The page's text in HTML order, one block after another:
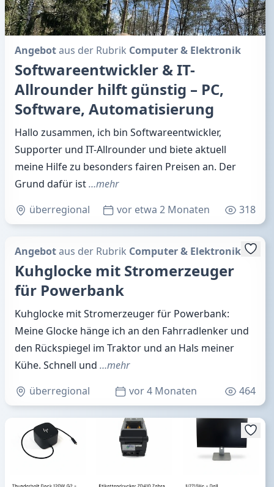
Angebotaus der Rubrik Computer & Elektronik
Softwareentwickler & IT-
Allrounder hilft günstig – PC,
Software, Automatisierung
Hallo zusammen, ich bin Softwareentwickler,
Supporter und IT-Allrounder und biete aktuell
meine Hilfe zu besonders fairen Preisen an. Der
Grund dafür ist…mehr
überregional
vor etwa 2 Monaten 318
Angebotaus der Rubrik Computer & Elektronik
Kuhglocke mit Stromerzeuger
für Powerbank
Kuhglocke mit Stromerzeuger für Powerbank:
Meine Glocke hänge ich an den Fahrradlenker und
den Rückspiegel im Traktor und an Hals meiner
Kühe. Schnell und …mehr
überregional
vor 4 Monaten 464